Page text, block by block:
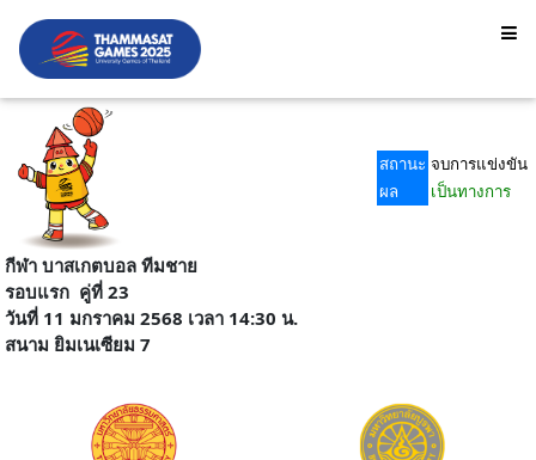
สถานะ จบการแข่งขัน
ผล
เป็นทางการ
กีฬา บาสเกตบอล ทีมชาย
รอบแรกคู่ที่ 23
วันที่ 11 มกราคม 2568 เวลา 14:30 น.
สนาม ยิมเนเซียม 7